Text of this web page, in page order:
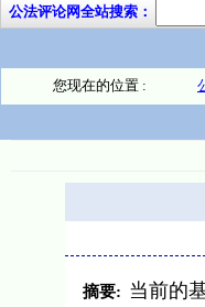
公法评论网全站搜索：
您现在的位置 :
摘要: 当前的